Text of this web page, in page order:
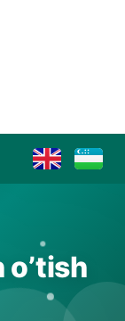
o’tish